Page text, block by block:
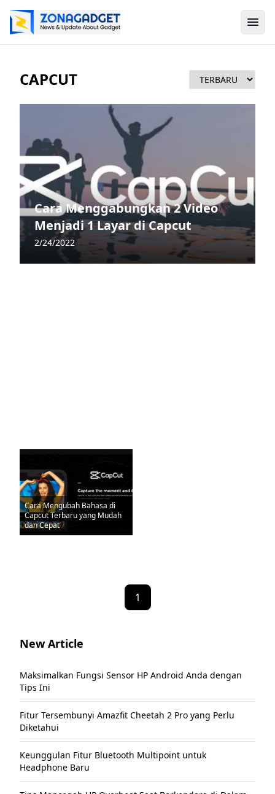
CAPCUT
Cara Menggabungkan 2 Video
Menjadi 1 Layar di Capcut
2/24/2022
Cara Mengubah Bahasa di
Capcut Terbaru yang Mudah
dan Cepat
1
New Article
Maksimalkan Fungsi Sensor HP Android Anda dengan
Tips Ini
Fitur Tersembunyi Amazfit Cheetah 2 Pro yang Perlu
Diketahui
Keunggulan Fitur Bluetooth Multipoint untuk
Headphone Baru